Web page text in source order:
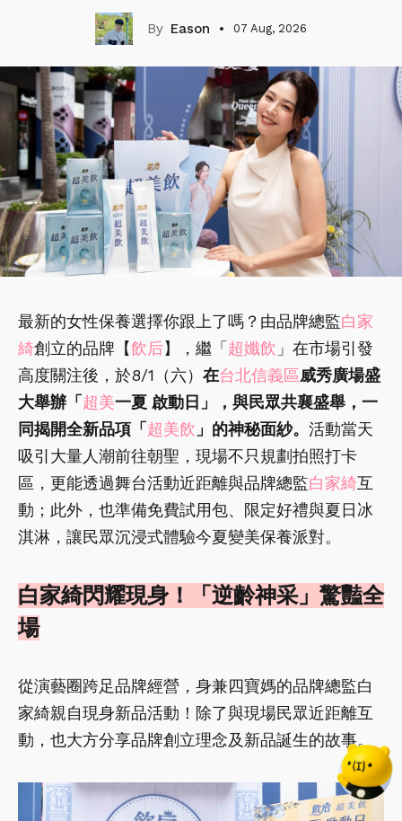
Eason 07 Aug, 2026
最新的女性保養選擇你跟上了嗎？由品牌總監白家
綺創立的品牌【飲后】，繼「 超孅飲 」在市場引發
高度關注後，於8/1（六） 在台北信義區威秀廣場盛
大舉辦「 超美一夏 啟動日」，與民眾共襄盛舉，一
同揭開全新品項「 超美飲 」的神秘面紗。 活動當天
吸引大量人潮前往朝聖，現場不只規劃拍照打卡
區，更能透過舞台活動近距離與品牌總監白家綺互
動；此外，也準備免費試用包、限定好禮與夏日冰
淇淋，讓民眾沉浸式體驗今夏變美保養派對。
白家綺閃耀現身！「逆齡神采」驚豔全
場
從演藝圈跨足品牌經營，身兼四寶媽的品牌總監白
家綺親自現身新品活動！除了與現場民眾近距離互
動，也大方分享品牌創立理念及新品誕生的故事。